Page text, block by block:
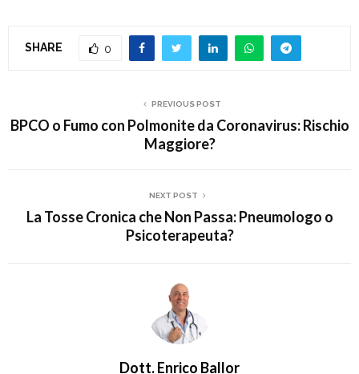
SHARE 0
PREVIOUS POST
BPCO o Fumo con Polmonite da Coronavirus: Rischio
Maggiore?
NEXT POST
La Tosse Cronica che Non Passa: Pneumologo o
Psicoterapeuta?
Dott. Enrico Ballor